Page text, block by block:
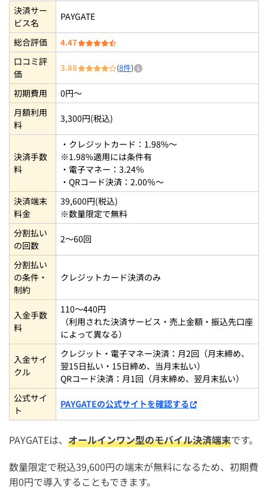
決済サー
ビス名
PAYGATE
総合評価 4.47
口コミ評
価
3.88 (8件)
初期費用
0円～
月額利用
料
3,300円(税込)
決済手数
料
・クレジットカード：1.98%～
※1.98%適用には条件有
・電子マネー：3.24％
・QRコード決済：2.00％～
決済端末
料金
39,600円(税込)
※数量限定で無料
分割払い
の回数
2～60回
分割払い
の条件・
制約
クレジットカード決済のみ
入金手数
料
110～440円
（利用された決済サービス・売上金額・振込先口座
によって異なる）
入金サイ
クル
クレジット・電子マネー決済：月2回（月末締め、
翌15日払い・15日締め、当月末払い）
QRコード決済：月1回（月末締め、翌月末払い）
公式サイ
ト
PAYGATEの公式サイトを確認する
PAYGATEは、 オールインワン型のモバイル決済端末です。
数量限定で税込39,600円の端末が無料になるため、初期費
用0円で導入することもできます。